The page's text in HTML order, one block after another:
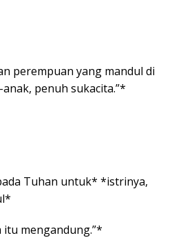
perempuan yang mandul di
penuh sukacita.”*
Tuhan untuk* *istrinya,
mengandung.”*